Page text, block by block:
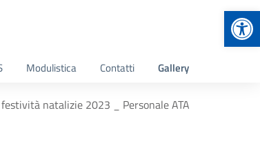
Modulistica Contatti Gallery
natalizie 2023 _ Personale ATA